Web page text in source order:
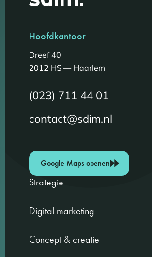
Hoofdkantoor
Dreef 40
2012 HS — Haarlem
(023) 711 44 01
contact@sdim.nl
Google Maps openen
Strategie
Digital marketing
Concept & creatie